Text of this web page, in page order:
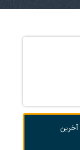
آخرین